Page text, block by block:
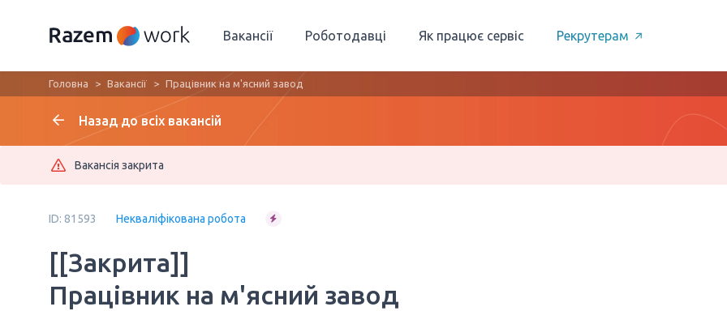
Вакансії Роботодавці Як працює сервіс Рекрутерам
Головна Вакансії Працівник на м'ясний завод
Назад до всіх вакансій
Вакансія закрита
ID: 81593 Некваліфікована робота
[[Закрита]]
Працівник на м'ясний завод